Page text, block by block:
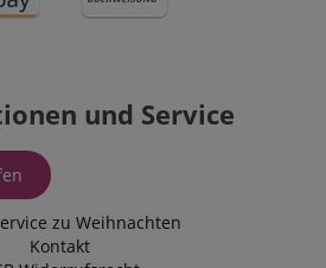
und Service
zu Weihnachten
Kontakt